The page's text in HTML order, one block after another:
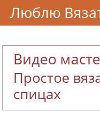
Видео
Простое
спицах
Люблю